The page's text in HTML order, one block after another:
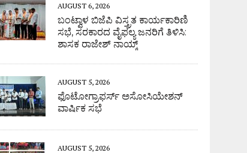
AUGUST 6, 2026
ಬಂಟ್ವಾಳ ಬಿಜೆಪಿ ವಿಸ್ತ್ರತ ಕಾರ್ಯಕಾರಿಣಿ
ಸಭೆ, ಸರಕಾರದ ವೈಫಲ್ಯ ಜನರಿಗೆ ತಿಳಿಸಿ:
ಶಾಸಕ ರಾಜೇಶ್ ನಾಯ್ಕ್
AUGUST 5, 2026
ಫೊಟೋಗ್ರಾಫರ್ಸ್ ಅಸೋಸಿಯೇಶನ್
ವಾರ್ಷಿಕ ಸಭೆ
AUGUST 5, 2026